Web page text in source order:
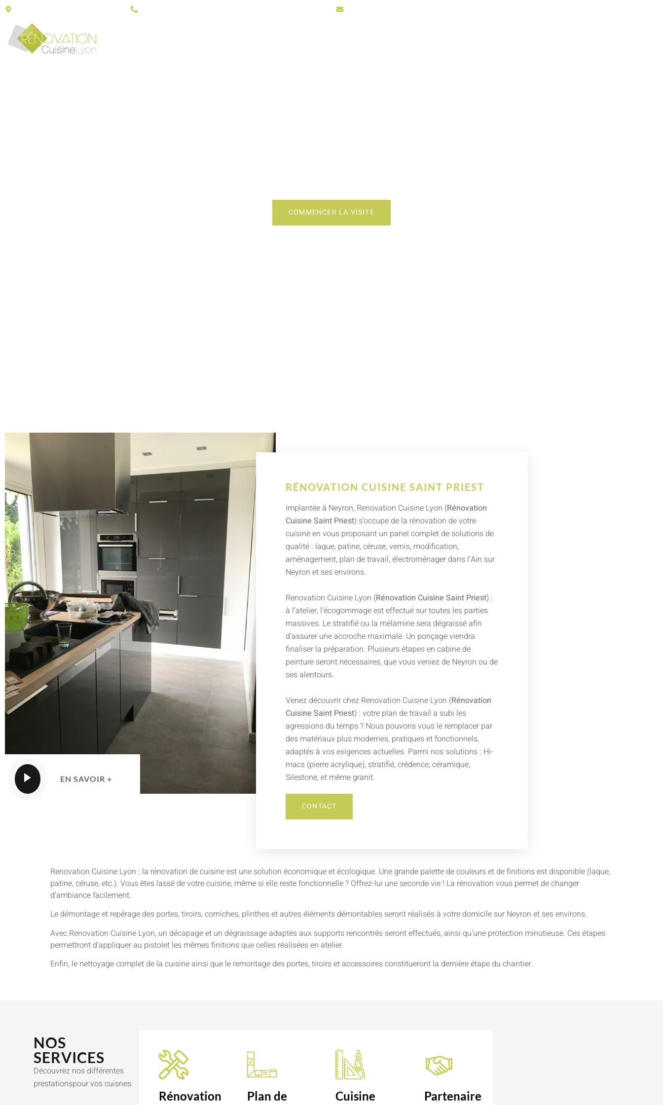
COMMENCER LA VISITE
EN SAVOIR +
RÉNOVATION CUISINE SAINT PRIEST
Implantée à Neyron, Renovation Cuisine Lyon (Rénovation
Cuisine Saint Priest) s’occupe de la rénovation de votre
cuisine en vous proposant un panel complet de solutions de
qualité : laque, patine, céruse, vernis, modification,
aménagement, plan de travail, électroménager dans l’Ain sur
Neyron et ses environs.
Renovation Cuisine Lyon (Rénovation Cuisine Saint Priest) :
à l’atelier, l’écogommage est effectué sur toutes les parties
massives. Le stratifié ou la mélamine sera dégraissé afin
d’assurer une accroche maximale. Un ponçage viendra
finaliser la préparation. Plusieurs étapes en cabine de
peinture seront nécessaires, que vous veniez de Neyron ou de
ses alentours.
Venez découvrir chez Renovation Cuisine Lyon (Rénovation
Cuisine Saint Priest) : votre plan de travail a subi les
agressions du temps ? Nous pouvons vous le remplacer par
des matériaux plus modernes, pratiques et fonctionnels,
adaptés à vos exigences actuelles. Parmi nos solutions : Hi-
macs (pierre acrylique), stratifié, crédence, céramique,
Silestone, et même granit.
CONTACT
Renovation Cuisine Lyon : la rénovation de cuisine est une solution économique et écologique. Une grande palette de couleurs et de finitions est disponible (laque,
patine, céruse, etc.). Vous êtes lassé de votre cuisine, même si elle reste fonctionnelle ? Offrez-lui une seconde vie ! La rénovation vous permet de changer
d’ambiance facilement.
Le démontage et repérage des portes, tiroirs, corniches, plinthes et autres éléments démontables seront réalisés à votre domicile sur Neyron et ses environs.
Avec Renovation Cuisine Lyon, un décapage et un dégraissage adaptés aux supports rencontrés seront effectués, ainsi qu’une protection minutieuse. Ces étapes
permettront d’appliquer au pistolet les mêmes finitions que celles réalisées en atelier.
Enfin, le nettoyage complet de la cuisine ainsi que le remontage des portes, tiroirs et accessoires constitueront la dernière étape du chantier.
NOS
SERVICES
Découvrez nos différentes
prestationspour vos cuisnes.
Rénovation
Plan de
Cuisine
Partenaire